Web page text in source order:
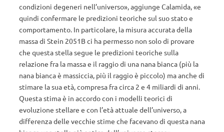
condizioni degeneri nell’universo», aggiunge Calamida, «e
quindi confermare le predizioni teoriche sul suo stato e
comportamento. In particolare, la misura accurata della
massa di Stein 2051B ci ha permesso non solo di provare
che questa stella segue le predizioni teoriche sulla
relazione fra la massa e il raggio di una nana bianca (più la
nana bianca è massiccia, più il raggio è piccolo) ma anche di
stimare la sua età, compresa fra circa 2 e 4 miliardi di anni.
Questa stima è in accordo con i modelli teorici di
evoluzione stellare e con l’età attuale dell’universo, a
differenza delle vecchie stime che facevano di questa nana